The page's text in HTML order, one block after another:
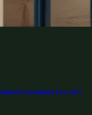
Gartenhütte Ezra 5B |